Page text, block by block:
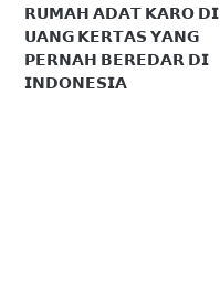
𝗥𝗨𝗠𝗔𝗛 𝗔𝗗𝗔𝗧 𝗞𝗔𝗥𝗢 𝗗𝗜
𝗨𝗔𝗡𝗚 𝗞𝗘𝗥𝗧𝗔𝗦 𝗬𝗔𝗡𝗚
𝗣𝗘𝗥𝗡𝗔𝗛 𝗕𝗘𝗥𝗘𝗗𝗔𝗥 𝗗𝗜
𝗜𝗡𝗗𝗢𝗡𝗘𝗦𝗜𝗔